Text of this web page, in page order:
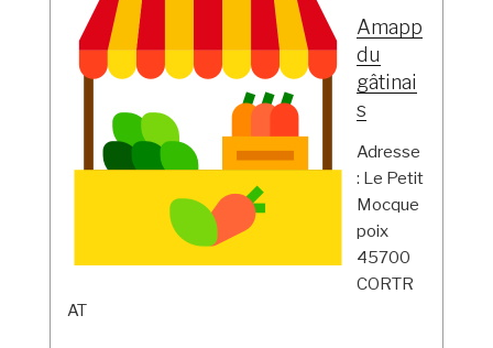
Amapp
du
gâtinai
s
Adresse
: Le Petit
Mocque
poix
45700
CORTR
AT